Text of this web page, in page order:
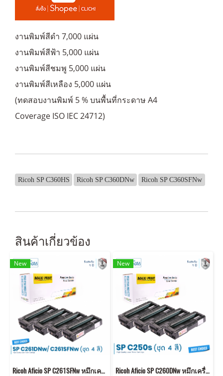
งานพิมพ์สีดำ 7,000 แผ่น
งานพิมพ์สีฟ้า 5,000 แผ่น
งานพิมพ์สีชมพู 5,000 แผ่น
งานพิมพ์สีเหลือง 5,000 แผ่น
(ทดสอบงานพิมพ์ 5 % บนพื้นที่กระดาษ A4
Coverage ISO IEC 24712)
Ricoh SP C360HS Ricoh SP C360DNw Ricoh SP C360SFNw
สินค้าเกี่ยวข้อง
New
Ricoh Aficio SP C261SFNw หมึกเครื่องปริ้น ชุด 4 สี สุดคุ้ม ส่งฟรี
New
Ricoh Aficio SP C260DNw หมึกเครื่องปริ้น ชุด 4 สี สุดคุ้ม ส่งฟรี